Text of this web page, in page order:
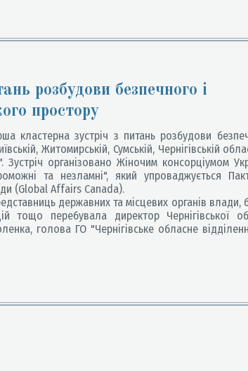
розбудови безпечного і
простору
кластерна зустріч з питань розбудови
Житомирській, Сумській, Чернігівській
організовано Жіночим консорціумом
та незламні", який упроваджується
(Global Affairs Canada).
державних та місцевих органів влади,
тощо перебувала директор Чернігівської
голова ГО "Чернігівське обласне